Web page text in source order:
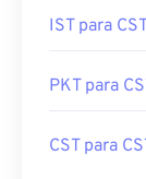
IST para
PKT para
CST para